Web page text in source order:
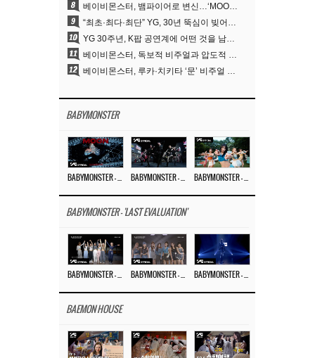
8 베이비몬스터, 뱀파이어로 변신…‘MOON’으로 찍은 3개월 프로젝트
9 “최초·최다·최단” YG, 30년 뚝심이 빚어낸 K팝 투어의 새 지평
10 YG 30주년, K팝 공연계에 어떤 것을 남겼나
11 베이비몬스터, 독보적 비주얼과 압도적 소화력..’MOON’
12 베이비몬스터, 루카·치키타 ‘문’ 비주얼 공개…절제된 카리스마·유니크 비주얼
BABYMONSTER
BABYMONSTER - 'LAST EVALUATION'
BAEMON HOUSE